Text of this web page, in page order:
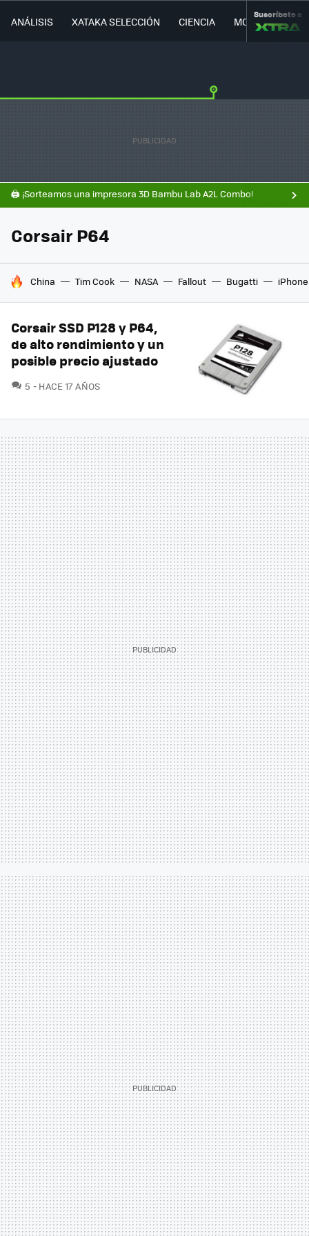
ANÁLISIS XATAKA SELECCIÓN CIENCIA MOVILIDAD
Suscríbete a
🖨️ ¡Sorteamos una impresora 3D Bambu Lab A2L Combo!
Corsair P64
HOY SE HABLA DE
China Tim Cook NASA Fallout Bugatti iPhone
Corsair SSD P128 y P64,
de alto rendimiento y un
posible precio ajustado
5 COMENTARIOS
HACE 17 AÑOS